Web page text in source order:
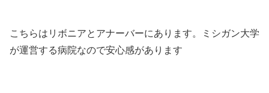
こちらはリボニアとアナーバーにあります。ミシガン大学
が運営する病院なので安心感があります